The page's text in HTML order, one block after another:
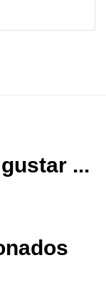
...